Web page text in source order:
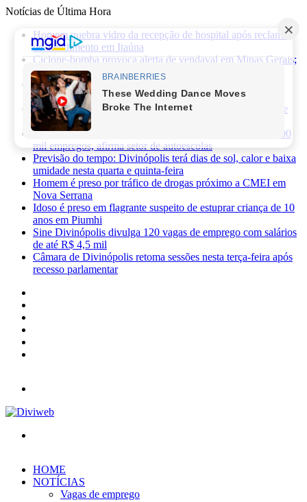
Notícias de Última Hora
Homem quebra vidro da recepção de hospital após reclamar
de atendimento em Itaúna
Ciclone-bomba provoca alerta de vendaval em Minas Gerais;
veja os impactos previstos para Divinópolis
Homem morre após sofrer choque elétrico e cair de oito
metros durante manutenção em academia
PRF apreende 75 mil maços de cigarros contrabandeados e
prende motorista na BR-262
Novas regras da CNH já provocaram perda de cerca de 100
mil empregos, afirma setor de autoescolas
Previsão do tempo: Divinópolis terá dias de sol, calor e baixa
umidade nesta quarta e quinta-feira
Homem é preso por tráfico de drogas próximo a CMEI em
Nova Serrana
Idoso é preso em flagrante suspeito de estuprar criança de 10
anos em Piumhi
Sine Divinópolis divulga 120 vagas de emprego com salários
de até R$ 4,5 mil
Câmara de Divinópolis retoma sessões nesta terça-feira após
recesso parlamentar
HOME
NOTÍCIAS
Vagas de emprego